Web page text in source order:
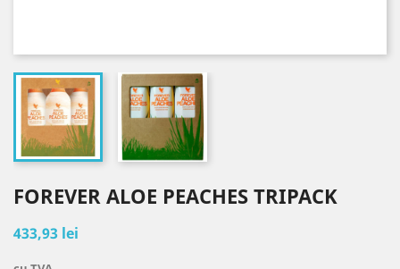
FOREVER ALOE PEACHES TRIPACK
433,93 lei